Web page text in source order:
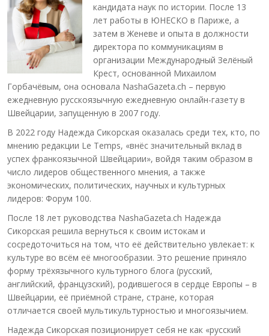
кандидата наук по истории. После 13
лет работы в ЮНЕСКО в Париже, а
затем в Женеве и опыта в должности
директора по коммуникациям в
организации Международный Зелёный
Крест, основанной Михаилом
Горбачёвым, она основала NashaGazeta.ch – первую
ежедневную русскоязычную ежедневную онлайн-газету в
Швейцарии, запущенную в 2007 году.
В 2022 году Надежда Сикорская оказалась среди тех, кто, по
мнению редакции Le Temps, «внёс значительный вклад в
успех франкоязычной Швейцарии», войдя таким образом в
число лидеров общественного мнения, а также
экономических, политических, научных и культурных
лидеров: Форум 100.
После 18 лет руководства NashaGazeta.ch Надежда
Сикорская решила вернуться к своим истокам и
сосредоточиться на том, что её действительно увлекает: к
культуре во всём её многообразии. Это решение приняло
форму трёхязычного культурного блога (русский,
английский, французский), родившегося в сердце Европы – в
Швейцарии, её приёмной стране, стране, которая
отличается своей мультикультурностью и многоязычием.
Надежда Сикорская позиционирует себя не как «русский